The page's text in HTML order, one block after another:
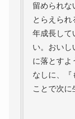
留められ
とらえられ
年成長して
い。おいし
に落とすよ
なしに、『
ことで次に